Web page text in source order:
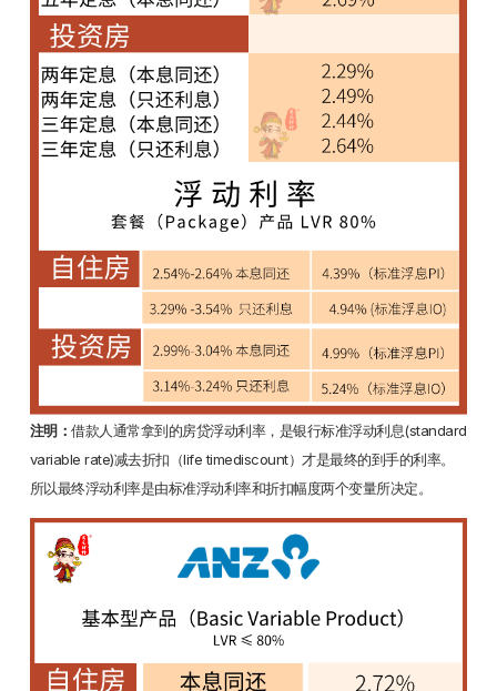
注明：借款人通常拿到的房贷浮动利率，是银行标准浮动利息(standard
variable rate)减去折扣（life timediscount）才是最终的到手的利率。
所以最终浮动利率是由标准浮动利率和折扣幅度两个变量所决定。